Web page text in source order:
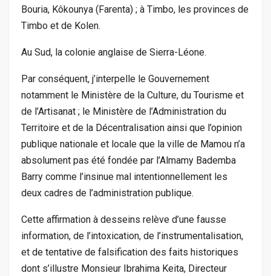
Bouria, Kôkounya (Farenta) ; à Timbo, les provinces de
Timbo et de Kolen.
Au Sud, la colonie anglaise de Sierra-Léone.
Par conséquent, j’interpelle le Gouvernement
notamment le Ministère de la Culture, du Tourisme et
de l’Artisanat ; le Ministère de l’Administration du
Territoire et de la Décentralisation ainsi que l’opinion
publique nationale et locale que la ville de Mamou n’a
absolument pas été fondée par l’Almamy Bademba
Barry comme l’insinue mal intentionnellement les
deux cadres de l’administration publique.
Cette affirmation à desseins relève d’une fausse
information, de l’intoxication, de l’instrumentalisation,
et de tentative de falsification des faits historiques
dont s’illustre Monsieur Ibrahima Keita, Directeur